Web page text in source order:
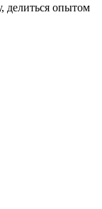
делиться опытом